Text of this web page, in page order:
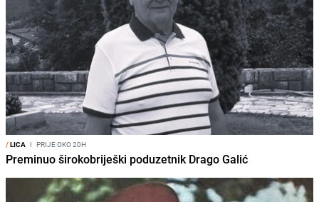
/LICA I PRIJE OKO 20H
Preminuo širokobriješki poduzetnik Drago Galić